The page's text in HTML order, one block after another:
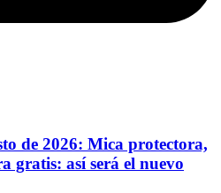
de 2026: Mica protectora,
gratis: así será el nuevo